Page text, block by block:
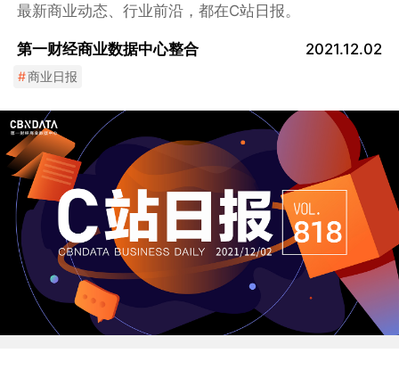
最新商业动态、行业前沿，都在C站日报。
第一财经商业数据中心整合 2021.12.02
#商业日报